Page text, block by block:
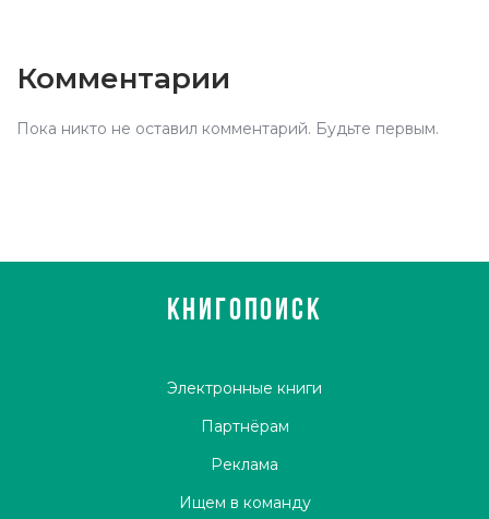
Комментарии
Пока никто не оставил комментарий. Будьте первым.
КНИГОПОИСК
Электронные книги
Партнёрам
Реклама
Ищем в команду